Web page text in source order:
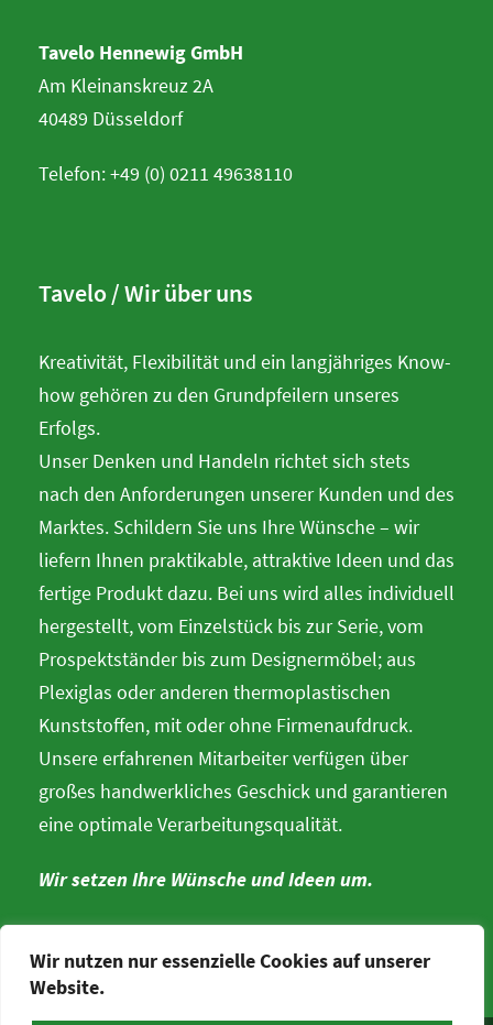
Wir nutzen nur essenzielle Cookies auf unserer
Website.
Tavelo Hennewig GmbH
Am Kleinanskreuz 2A
40489 Düsseldorf
Telefon: +49 (0) 0211 49638110
Tavelo / Wir über uns
Kreativität, Flexibilität und ein langjähriges Know-
how gehören zu den Grundpfeilern unseres
Erfolgs.
Unser Denken und Handeln richtet sich stets
nach den Anforderungen unserer Kunden und des
Marktes. Schildern Sie uns Ihre Wünsche – wir
liefern Ihnen praktikable, attraktive Ideen und das
fertige Produkt dazu. Bei uns wird alles individuell
hergestellt, vom Einzelstück bis zur Serie, vom
Prospektständer bis zum Designermöbel; aus
Plexiglas oder anderen thermoplastischen
Kunststoffen, mit oder ohne Firmenaufdruck.
Unsere erfahrenen Mitarbeiter verfügen über
großes handwerkliches Geschick und garantieren
eine optimale Verarbeitungsqualität.
Wir setzen Ihre Wünsche und Ideen um.